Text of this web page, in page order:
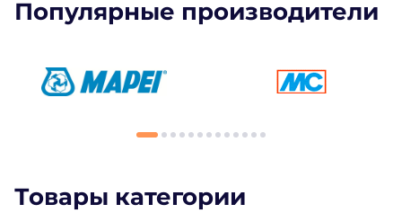
Популярные производители
Товары категории